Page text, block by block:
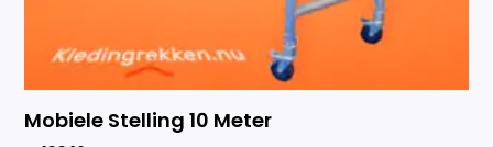
Mobiele Stelling 10 Meter